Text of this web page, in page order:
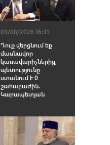
03/08/2026 16:31
Դուք վերցնում եք
մասնավոր
կառավարիչներից,
պետությունը
ստանում է 0
շահաբաժին.
Կարապետյան